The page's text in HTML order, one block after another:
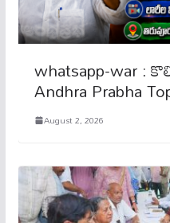
whatsapp-war :
Andhra Prabha
August 2, 2026